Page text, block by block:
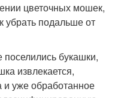
цветочных мошек,
убрать подальше от
букашки,
извлекается,
и уже обработанное